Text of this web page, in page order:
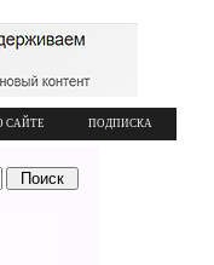
САЙТЕ ПОДПИСКА